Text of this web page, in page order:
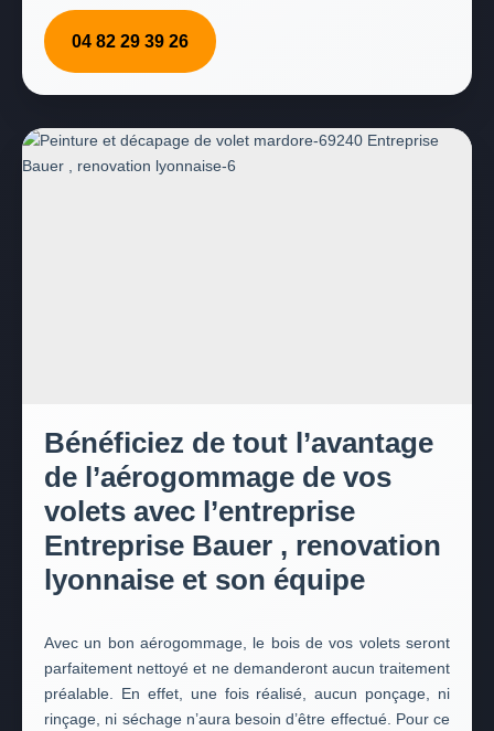
04 82 29 39 26
Bénéficiez de tout l’avantage
de l’aérogommage de vos
volets avec l’entreprise
Entreprise Bauer , renovation
lyonnaise et son équipe
Avec un bon aérogommage, le bois de vos volets seront
parfaitement nettoyé et ne demanderont aucun traitement
préalable. En effet, une fois réalisé, aucun ponçage, ni
rinçage, ni séchage n’aura besoin d’être effectué. Pour ce